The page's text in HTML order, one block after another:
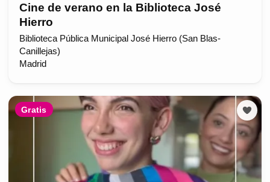
Cine de verano en la Biblioteca José
Hierro
Biblioteca Pública Municipal José Hierro (San Blas-
Canillejas)
Madrid
Gratis